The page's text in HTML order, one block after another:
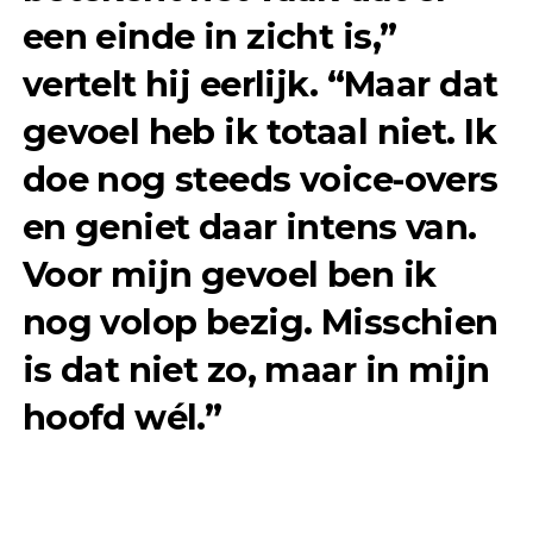
een einde in zicht is,”
vertelt hij eerlijk. “Maar dat
gevoel heb ik totaal niet. Ik
doe nog steeds voice-overs
en geniet daar intens van.
Voor mijn gevoel ben ik
nog volop bezig. Misschien
is dat niet zo, maar in mijn
hoofd wél.”